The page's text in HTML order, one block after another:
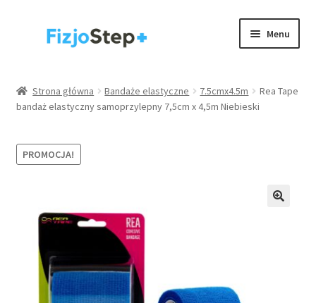
Przejdź
Przejdź
Menu
Wyposażenie gabinetów
Akcesoria
Zdrowie
Strona główna
Strona główna Bandaże elastyczne 7.5cmx4.5m
Rea Tape
bandaż elastyczny samoprzylepny 7,5cm x 4,5m Niebieski
PROMOCJA!